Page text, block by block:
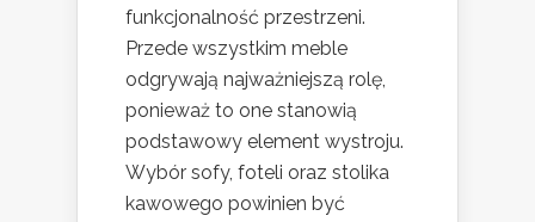
funkcjonalność przestrzeni.
Przede wszystkim meble
odgrywają najważniejszą rolę,
ponieważ to one stanowią
podstawowy element wystroju.
Wybór sofy, foteli oraz stolika
kawowego powinien być